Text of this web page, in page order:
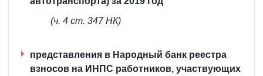
(ч. 4 ст. 347 НК)
представления в Народный банк реестра
взносов на ИНПС работников, участвующих